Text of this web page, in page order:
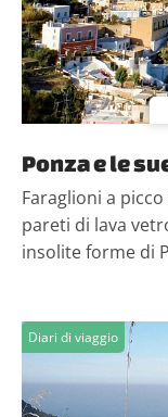
Ponza e le
Faraglioni a
pareti di lava
insolite forme di
Diari di viaggio